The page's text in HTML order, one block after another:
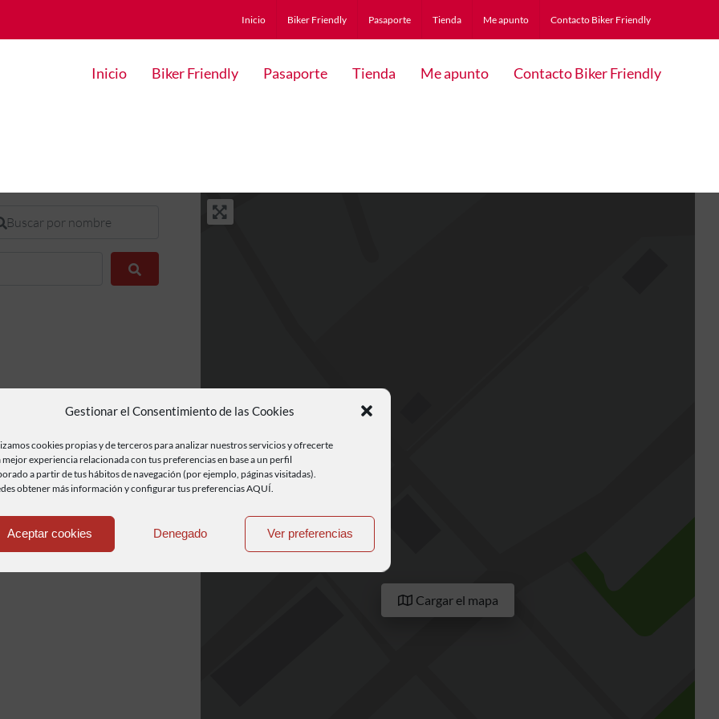
Gestionar el Consentimiento de las Cookies
cookies propias y de terceros para analizar nuestros servicios y ofrecerte
mejor experiencia relacionada con tus preferencias en base a un perfil
a partir de tus hábitos de navegación (por ejemplo, páginas visitadas).
obtener más información y configurar tus preferencias AQUÍ.
Aceptar cookies Denegado Ver preferencias
Inicio Biker Friendly Pasaporte Tienda Me apunto Contacto Biker Friendly
Inicio Biker Friendly Pasaporte Tienda Me apunto Contacto Biker Friendly
por nombre
Cargar el mapa